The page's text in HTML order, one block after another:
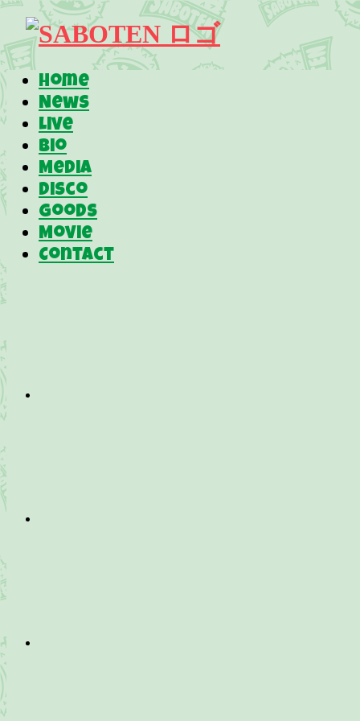
Home
News
Live
Bio
Media
Disco
Goods
Movie
Contact